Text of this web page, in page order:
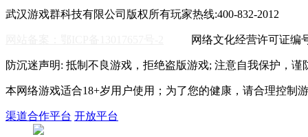
武汉游戏群科技有限公司版权所有玩家热线:400-832-2012
网络文化经营许可证编
防沉迷声明: 抵制不良游戏，拒绝盗版游戏; 注意自我保护，
本网络游戏适合18+岁用户使用；为了您的健康，请合理控制
渠道合作平台 开放平台